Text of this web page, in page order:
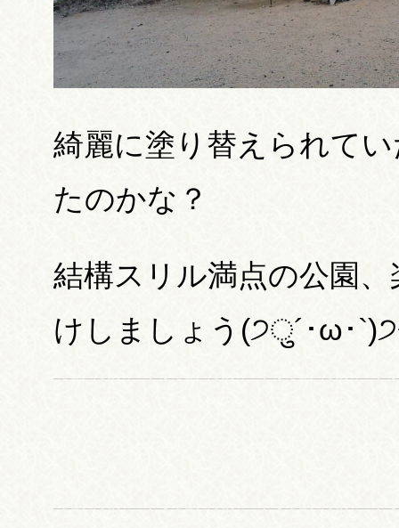
綺麗に塗り替えられて
たのかな？
結構スリル満点の公園
けしましょう(੭ु´･ω･